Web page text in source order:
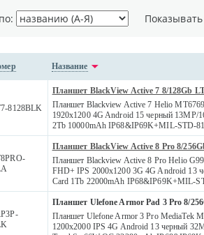
Название
8128BLK
Планшет BlackView Active 7 8/128Gb
Планшет Blackview Active 7 Helio
1920x1200 4G Android 15 черный
2Tb 10000mAh IP68&IP69K+MIL-STD-
Планшет BlackView Active 8 Pro 8/
Планшет Blackview Active 8 Pro Helio
FHD+ IPS 2000x1200 3G 4G Android 13
Card 1Tb 22000mAh IP68&IP69K+MIL-
Планшет Ulefone Armor Pad 3 Pro 8/
Планшет Ulefone Armor 3 Pro MediaTek
1200x2000 IPS 4G Android 13 черный